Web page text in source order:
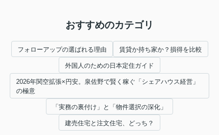
おすすめのカテゴリ
フォローアップの選ばれる理由 賃貸か持ち家か？損得を比較
外国人のための日本定住ガイド
2026年関空拡張×円安。泉佐野で賢く稼ぐ「シェアハウス経営」
の極意
「実務の裏付け」と「物件選択の深化」
建売住宅と注文住宅、どっち？